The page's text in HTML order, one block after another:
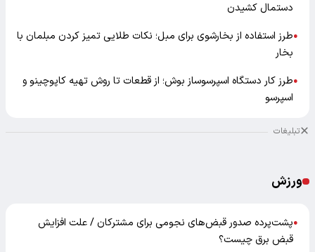
دستمال کشیدن
●طرز استفاده از بخارشوی برای مبل؛ نکات طلایی تمیز کردن مبلمان با
بخار
●طرز کار دستگاه اسپرسوساز بوش؛ از قطعات تا روش تهیه کاپوچینو و
اسپرسو
تبلیغات
ورزش
●پشت‌پرده صدور قبض‌های نجومی برای مشترکان / علت افزایش
قبض برق چیست؟